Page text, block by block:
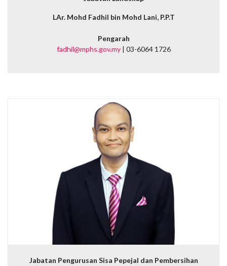
LAr. Mohd Fadhil bin Mohd Lani, P.P.T
Pengarah
fadhil@mphs.gov.my| 03-6064 1726
Jabatan Pengurusan Sisa Pepejal dan Pembersihan